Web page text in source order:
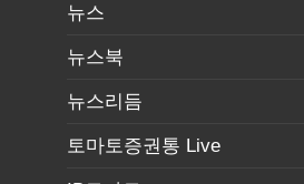
뉴스
뉴스북
뉴스리듬
토마토증권통 Live